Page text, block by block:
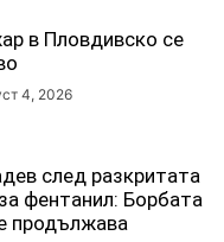
в Пловдивско се
4, 2026
след разкритата
фентанил: Борбата
продължава